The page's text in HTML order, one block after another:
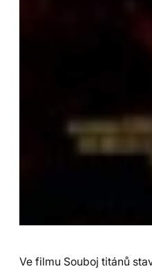
Ve filmu Souboj titánů